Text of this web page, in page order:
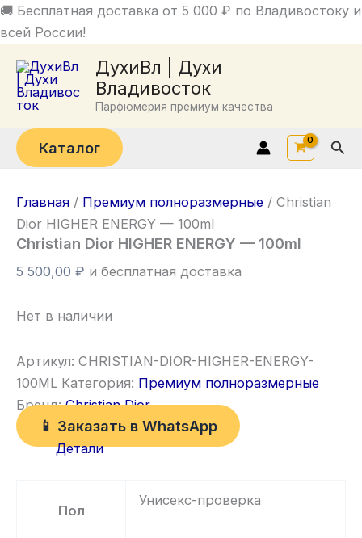
🚚 Бесплатная доставка от 5 000 ₽ по Владивостоку и
всей России!
Перейти
к
ДухиВл | Духи
Владивосток
Парфюмерия премиум качества
Каталог
Главная / Премиум полноразмерные / Christian
Dior HIGHER ENERGY — 100ml
Christian Dior HIGHER ENERGY — 100ml
5 500,00 ₽ и бесплатная доставка
Нет в наличии
Артикул: CHRISTIAN-DIOR-HIGHER-ENERGY-
100ML Категория: Премиум полноразмерные
Бренд:Christian Dior
📱 Заказать в WhatsApp
Детали
Пол
Унисекс-проверка